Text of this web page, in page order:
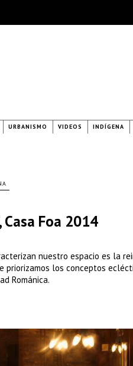
URBANISMO VIDEOS INDÍGENA
Casa Foa 2014
nuestro espacio es la
priorizamos los conceptos
Románica.